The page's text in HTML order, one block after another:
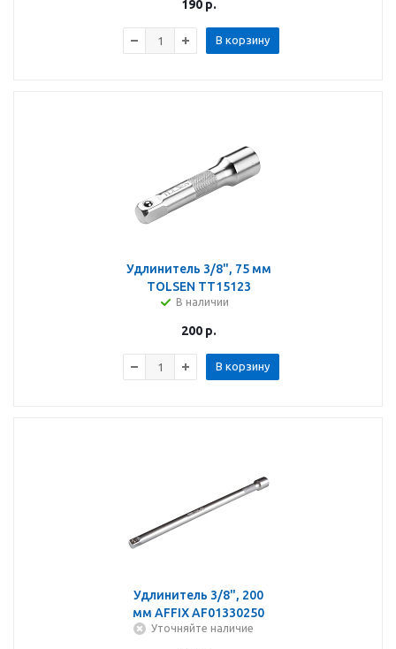
190р.
В корзину
Удлинитель 3/8", 75 мм
TOLSEN TT15123
В наличии
200р.
В корзину
Удлинитель 3/8", 200
мм AFFIX AF01330250
Уточняйте наличие